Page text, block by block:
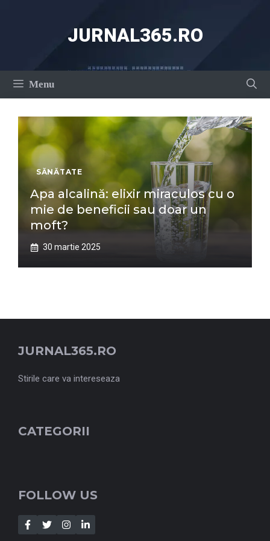
JURNAL365.RO
Menu
SĂNĂTATE
Apa alcalină: elixir miraculos cu o
mie de beneficii sau doar un
moft?
30 martie 2025
JURNAL365.RO
Stirile care va intereseaza
CATEGORII
FOLLOW US